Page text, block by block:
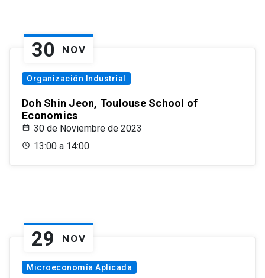
30 NOV
Organización Industrial
Doh Shin Jeon, Toulouse School of
Economics
30 de Noviembre de 2023
13:00 a 14:00
29 NOV
Microeconomía Aplicada